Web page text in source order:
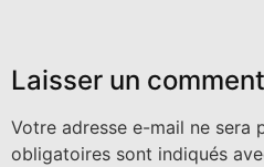
Laisser un
Votre adresse e-mail ne sera
obligatoires sont indiqués